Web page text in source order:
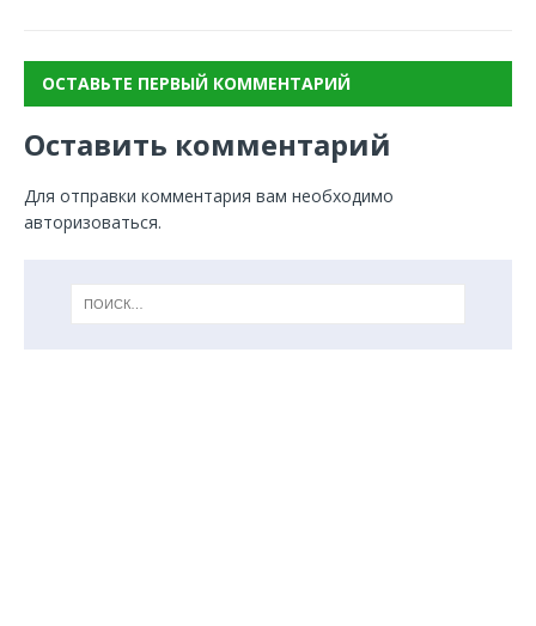
ОСТАВЬТЕ ПЕРВЫЙ КОММЕНТАРИЙ
Оставить комментарий
Для отправки комментария вам необходимо
авторизоваться.